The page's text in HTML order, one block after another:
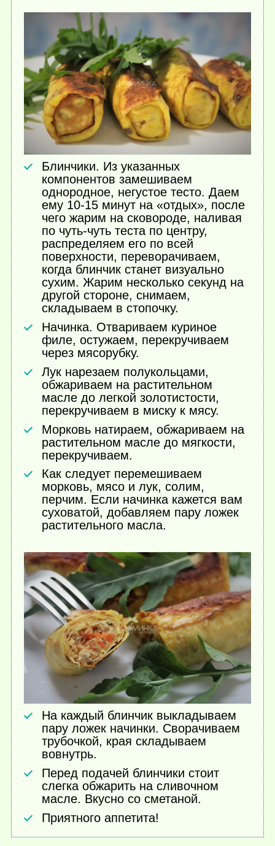
Блинчики. Из указанных
компонентов замешиваем
однородное, негустое тесто. Даем
ему 10-15 минут на «отдых», после
чего жарим на сковороде, наливая
по чуть-чуть теста по центру,
распределяем его по всей
поверхности, переворачиваем,
когда блинчик станет визуально
сухим. Жарим несколько секунд на
другой стороне, снимаем,
складываем в стопочку.
Начинка. Отвариваем куриное
филе, остужаем, перекручиваем
через мясорубку.
Лук нарезаем полукольцами,
обжариваем на растительном
масле до легкой золотистости,
перекручиваем в миску к мясу.
Морковь натираем, обжариваем на
растительном масле до мягкости,
перекручиваем.
Как следует перемешиваем
морковь, мясо и лук, солим,
перчим. Если начинка кажется вам
суховатой, добавляем пару ложек
растительного масла.
На каждый блинчик выкладываем
пару ложек начинки. Сворачиваем
трубочкой, края складываем
вовнутрь.
Перед подачей блинчики стоит
слегка обжарить на сливочном
масле. Вкусно со сметаной.
Приятного аппетита!